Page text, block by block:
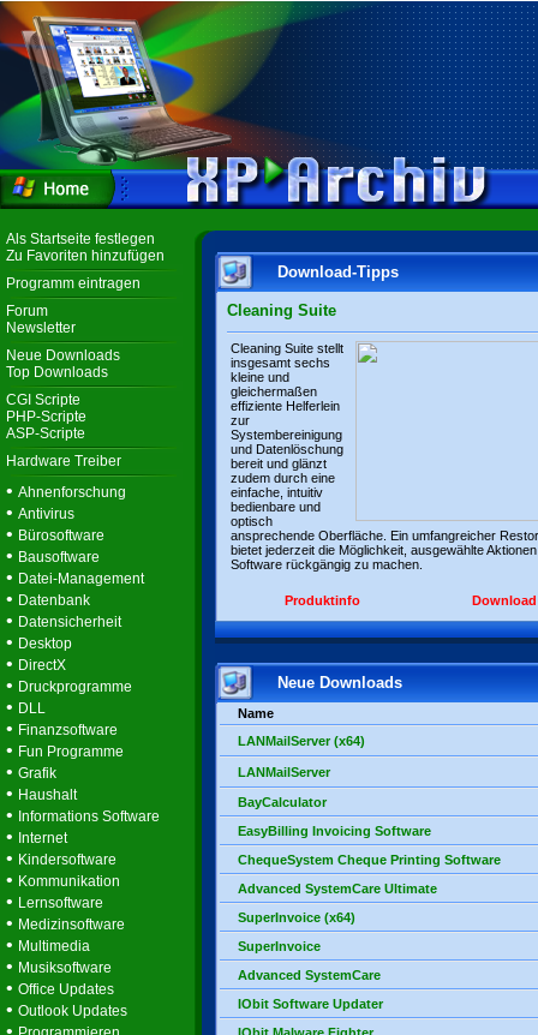
Als Startseite festlegen
Zu Favoriten hinzufügen
Programm eintragen
Forum
Newsletter
Neue Downloads
Top Downloads
CGI Scripte
PHP-Scripte
ASP-Scripte
Hardware Treiber
• Ahnenforschung
• Antivirus
• Bürosoftware
• Bausoftware
• Datei-Management
• Datenbank
• Datensicherheit
• Desktop
• DirectX
• Druckprogramme
• DLL
• Finanzsoftware
• Fun Programme
• Grafik
• Haushalt
• Informations Software
• Internet
• Kindersoftware
• Kommunikation
• Lernsoftware
• Medizinsoftware
• Multimedia
• Musiksoftware
• Office Updates
• Outlook Updates
•
Download-Tipps
Cleaning Suite
Cleaning Suite stellt
insgesamt sechs
kleine und
gleichermaßen
effiziente Helferlein
zur
Systembereinigung
und Datenlöschung
bereit und glänzt
zudem durch eine
einfache, intuitiv
bedienbare und
optisch
ansprechende Oberfläche. Ein umfangreicher
bietet jederzeit die Möglichkeit, ausgewählte
Software rückgängig zu machen.
Produktinfo Download
Neue Downloads
Name
LANMailServer (x64)
LANMailServer
BayCalculator
EasyBilling Invoicing Software
ChequeSystem Cheque Printing Software
Advanced SystemCare Ultimate
SuperInvoice (x64)
SuperInvoice
Advanced SystemCare
IObit Software Updater